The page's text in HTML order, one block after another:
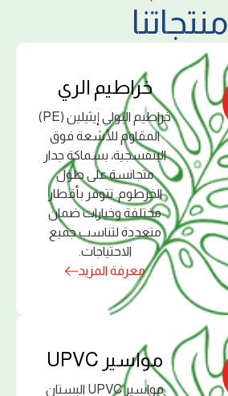
منتجاتنا
ﺧﺮاﻃﻴﻢ اﻟﺮي
خراطيم البولي إﻳﺜﻴﻠﻴﻦ (PE)
اﻟﻤﻘﺎوم ﻟﻸﺷﻌﺔ ﻓﻮق
اﻟﺒﻨﻔﺴﺠﻴﺔ، ﺑﺴﻤﺎﻛﺔ ﺟﺪار
ﻣﺘﺠﺎﻧﺴﺔ ﻋﻠﻰ ﻃﻮل
اﻟﺨﺮﻃﻮم. ﺗﺘﻮﻓﺮ ﺑﺄﻗﻄﺎر
ﻣﺨﺘﻠﻔﺔ وﺧﻴﺎرات ﺿﻤﺎن
ﻣﺘﻌﺪدة ﻟﺘﻨﺎﺳﺐ ﺟﻤﻴﻊ
اﻻﺣﺘﻴﺎﺟﺎت.
معرفة المزيد
ﻣﻮاﺳﻴﺮ UPVC
مواسير UPVC البستان